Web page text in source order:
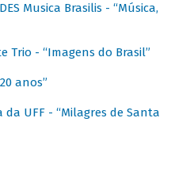
Musica Brasilis - “Música,
Trio - “Imagens do Brasil”
anos”
da UFF - “Milagres de Santa